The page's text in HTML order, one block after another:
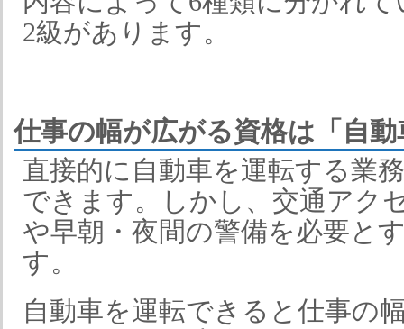
2級があります。
仕事の幅が広がる資格は「自動
直接的に自動車を運転する業
できます。しかし、交通アク
や早朝・夜間の警備を必要と
す。
自動車を運転できると仕事の